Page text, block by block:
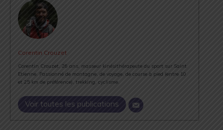
Corentin Crouzet
Corentin Crouzet, 26 ans, masseur kinésithérapeute du sport sur Saint
Etienne. Passionné de montagne, de voyage, de course à pied (entre 10
et 25 km de préférence), trekking, cyclisme.
Voir toutes les publications